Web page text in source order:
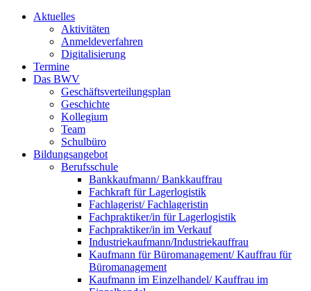
Aktuelles
Aktivitäten
Anmeldeverfahren
Digitalisierung
Termine
Das BWV
Geschäftsverteilungsplan
Geschichte
Kollegium
Team
Schulbüro
Bildungsangebot
Berufsschule
Bankkaufmann/ Bankkauffrau
Fachkraft für Lagerlogistik
Fachlagerist/ Fachlageristin
Fachpraktiker/in für Lagerlogistik
Fachpraktiker/in im Verkauf
Industriekaufmann/Industriekauffrau
Kaufmann für Büromanagement/ Kauffrau für
Büromanagement
Kaufmann im Einzelhandel/ Kauffrau im